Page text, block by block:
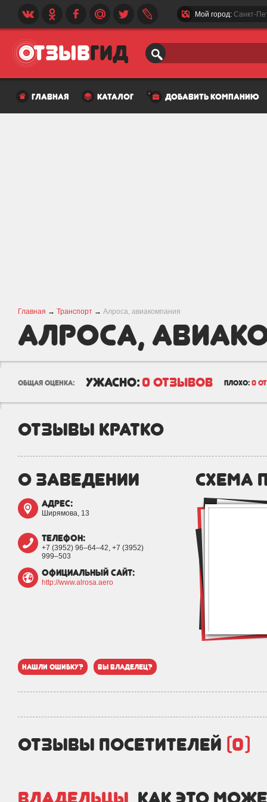
Мой город: Санкт-
главная каталог добавить компанию
Главная → Транспорт → Алроса, авиакомпания
Алроса,
общая оценка: ужасно: 0 отзывов плохо: 0
отзывы кратко
о заведении
адрес:
Ширямова, 13
телефон:
+7 (3952) 96‒64‒42, +7 (3952)
999‒503
официальный сайт:
http://www.alrosa.aero
схема
нашли ошибку? вы владелец?
отзывы посетителей (0)